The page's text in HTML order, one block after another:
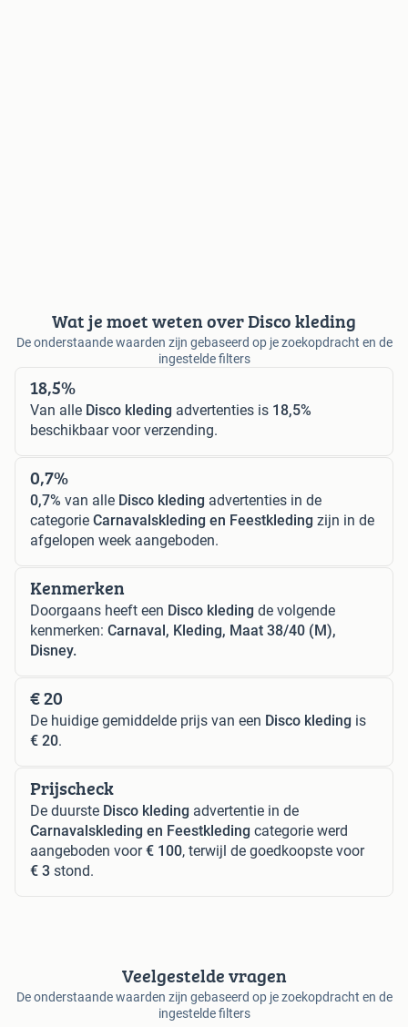
Wat je moet weten over Disco kleding
De onderstaande waarden zijn gebaseerd op je zoekopdracht en de
ingestelde filters
18,5%
Van alle Disco kleding advertenties is 18,5%
beschikbaar voor verzending.
0,7%
0,7% van alle Disco kleding advertenties in de
categorie Carnavalskleding en Feestkleding zijn in de
afgelopen week aangeboden.
Kenmerken
Doorgaans heeft een Disco kleding de volgende
kenmerken: Carnaval, Kleding, Maat 38/40 (M),
Disney.
€ 20
De huidige gemiddelde prijs van een Disco kleding is
€ 20.
Prijscheck
De duurste Disco kleding advertentie in de
Carnavalskleding en Feestkleding categorie werd
aangeboden voor€ 100, terwijl de goedkoopste voor
€ 3 stond.
Veelgestelde vragen
De onderstaande waarden zijn gebaseerd op je zoekopdracht en de
ingestelde filters